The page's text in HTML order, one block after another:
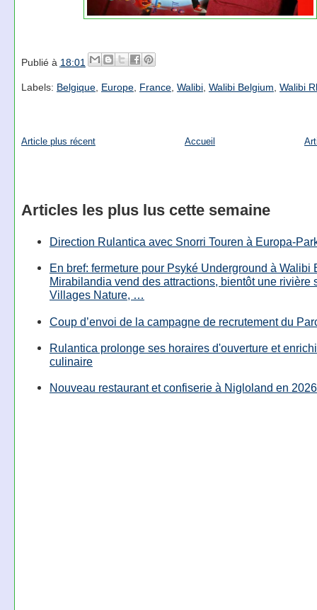
Publié à 18:01
Labels: Belgique, Europe, France, Walibi, Walibi Belgium Walibi
Article plus récent Accueil
Articles les plus lus cette semaine
Direction Rulantica avec Snorri Touren à Europa-
En bref: fermeture pour Psyké Underground à Walibi
Mirabilandia vend des attractions, bientôt une rivière
Villages Nature, …
Coup d’envoi de la campagne de recrutement du
Rulantica prolonge ses horaires d'ouverture et
culinaire
Nouveau restaurant et confiserie à Nigloland en 2026